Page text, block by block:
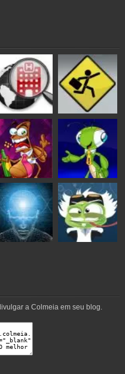
a Colmeia em seu blog.